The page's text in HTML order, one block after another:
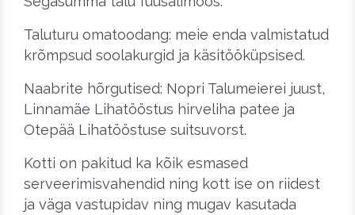
Taluturu omatoodang: meie enda valmistatud
krõmpsud soolakurgid ja käsitööküpsised.
Naabrite hõrgutised: Nopri Talumeierei juust,
Linnamäe Lihatööstus hirveliha patee ja
Otepää Lihatööstuse suitsuvorst.
Kotti on pakitud ka kõik esmased
serveerimisvahendid ning kott ise on riidest
ja väga vastupidav ning mugav kasutada